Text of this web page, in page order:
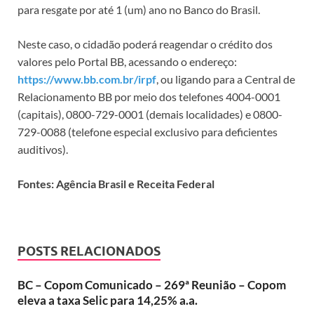
para resgate por até 1 (um) ano no Banco do Brasil.
Neste caso, o cidadão poderá reagendar o crédito dos
valores pelo Portal BB, acessando o endereço:
https://www.bb.com.br/irpf, ou ligando para a Central de
Relacionamento BB por meio dos telefones 4004-0001
(capitais), 0800-729-0001 (demais localidades) e 0800-
729-0088 (telefone especial exclusivo para deficientes
auditivos).
Fontes: Agência Brasil e Receita Federal
POSTS RELACIONADOS
BC – Copom Comunicado – 269ª Reunião – Copom
eleva a taxa Selic para 14,25% a.a.